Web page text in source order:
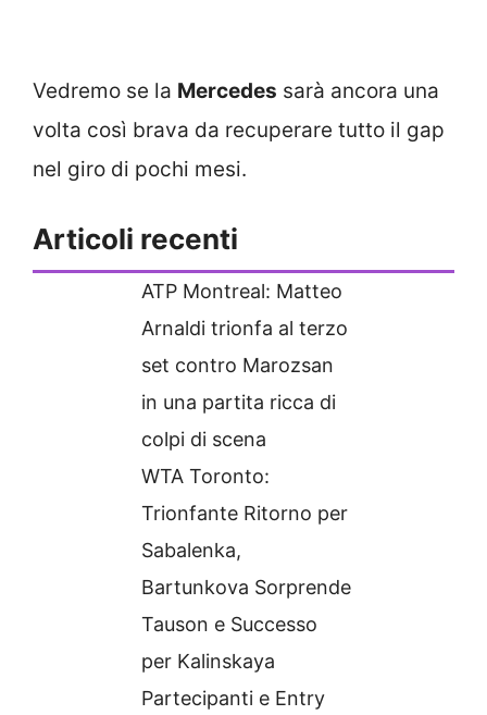
Vedremo se la Mercedes sarà ancora una
volta così brava da recuperare tutto il gap
nel giro di pochi mesi.
Articoli recenti
ATP Montreal: Matteo
Arnaldi trionfa al terzo
set contro Marozsan
in una partita ricca di
colpi di scena
WTA Toronto:
Trionfante Ritorno per
Sabalenka,
Bartunkova Sorprende
Tauson e Successo
per Kalinskaya
Partecipanti e Entry